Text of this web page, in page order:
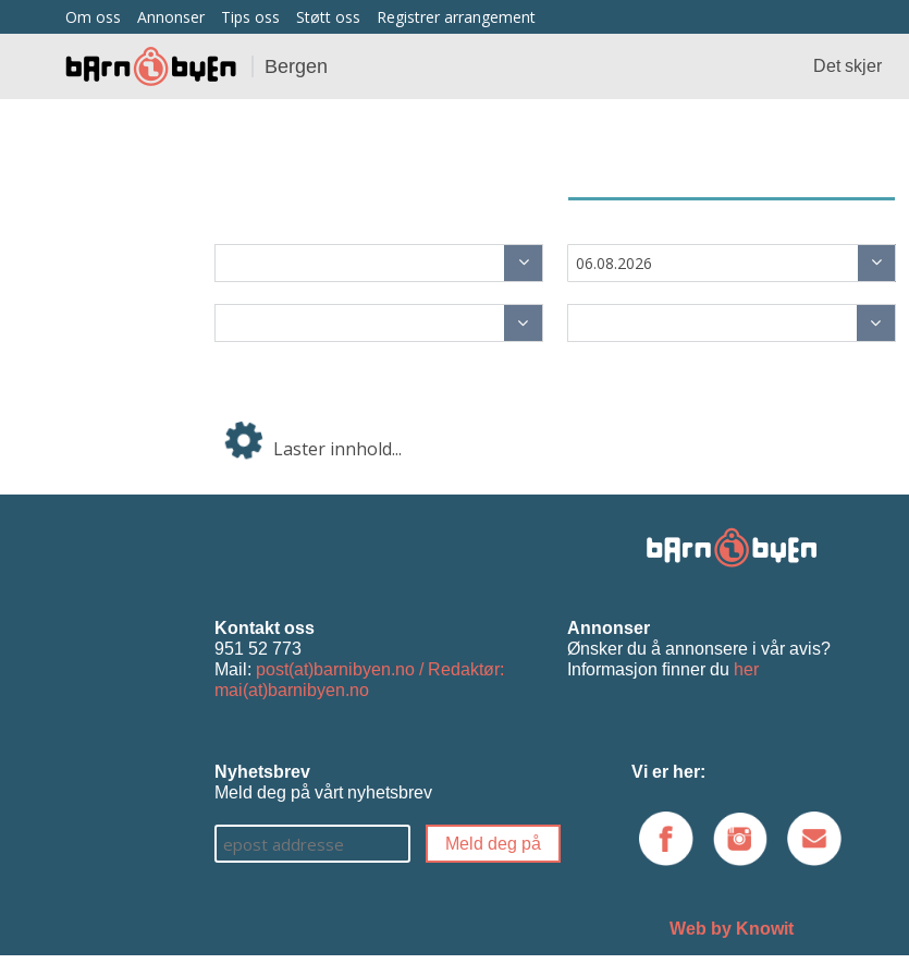
Om oss Annonser Tips oss Støtt oss Registrer arrangement
Bergen Det skjer
Laster innhold...
Kontakt oss
951 52 773
Mail: post(at)barnibyen.no / Redaktør:
mai(at)barnibyen.no
Annonser
Ønsker du å annonsere i vår avis?
Informasjon ﬁnner du her
Nyhetsbrev
Meld deg på vårt nyhetsbrev
Vi er her:
Web by Knowit